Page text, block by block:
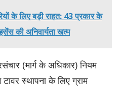
के लिए बड़ी राहत: 43 प्रकार के
की अनिवार्यता खत्म
(मार्ग के अधिकार) नियम
स्थापना के लिए ग्राम